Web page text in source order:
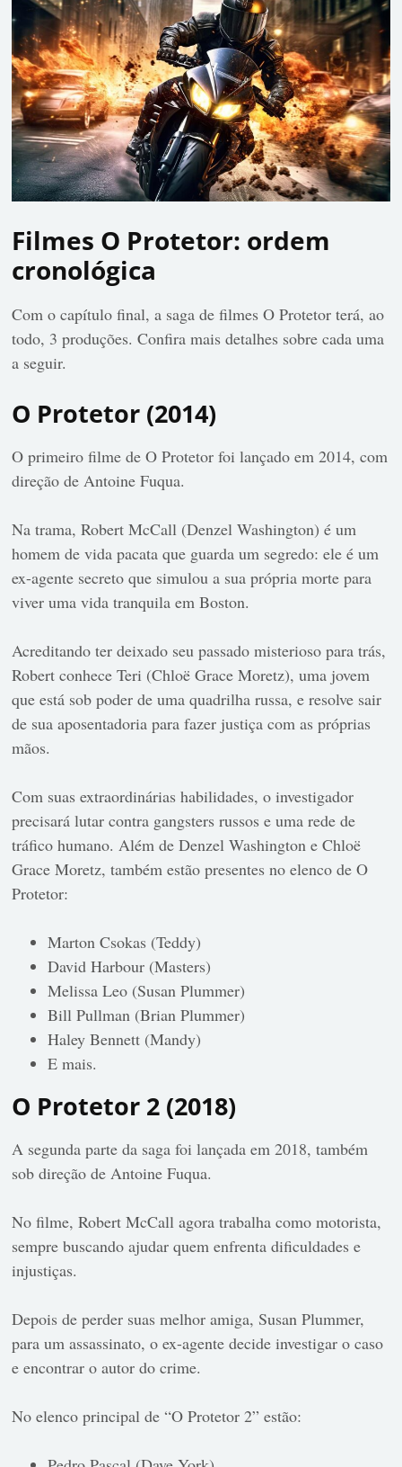
Filmes O Protetor: ordem
cronológica
Com o capítulo final, a saga de filmes O Protetor terá, ao
todo, 3 produções. Confira mais detalhes sobre cada uma
a seguir.
O Protetor (2014)
O primeiro filme de O Protetor foi lançado em 2014, com
direção de Antoine Fuqua.
Na trama, Robert McCall (Denzel Washington) é um
homem de vida pacata que guarda um segredo: ele é um
ex-agente secreto que simulou a sua própria morte para
viver uma vida tranquila em Boston.
Acreditando ter deixado seu passado misterioso para trás,
Robert conhece Teri (Chloë Grace Moretz), uma jovem
que está sob poder de uma quadrilha russa, e resolve sair
de sua aposentadoria para fazer justiça com as próprias
mãos.
Com suas extraordinárias habilidades, o investigador
precisará lutar contra gangsters russos e uma rede de
tráfico humano. Além de Denzel Washington e Chloë
Grace Moretz, também estão presentes no elenco de O
Protetor:
Marton Csokas (Teddy)
David Harbour (Masters)
Melissa Leo (Susan Plummer)
Bill Pullman (Brian Plummer)
Haley Bennett (Mandy)
E mais.
O Protetor 2 (2018)
A segunda parte da saga foi lançada em 2018, também
sob direção de Antoine Fuqua.
No filme, Robert McCall agora trabalha como motorista,
sempre buscando ajudar quem enfrenta dificuldades e
injustiças.
Depois de perder suas melhor amiga, Susan Plummer,
para um assassinato, o ex-agente decide investigar o caso
e encontrar o autor do crime.
No elenco principal de “O Protetor 2” estão: